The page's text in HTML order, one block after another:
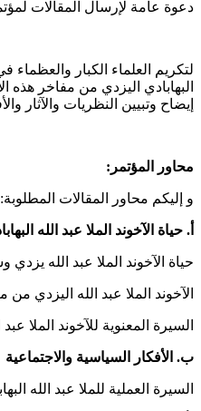
دعوة عامة لإرسال المقالات
لتكريم العلماء الكبار
البهابادي اليزدي من مفاخر
إيضاح وتبيين النظريات والآثار
محاور المؤتمر:
و إليكم محاور المقالات المطلوبة:
أ‌. حياة الآخوند الملا عبد الله
حياة الآخوند الملا عبد الله يزدي
الآخوند الملا عبد الله اليزدي من
السيرة المعنوية للآخوند الملا عبد
ب‌. الأفكار السياسية والاجتماعية
السيرة العملية للملا عبد الله